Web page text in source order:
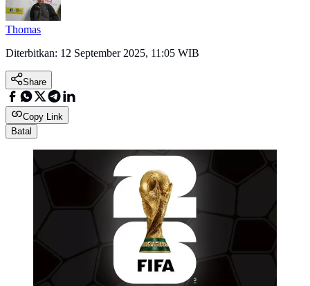
Thomas
Diterbitkan: 12 September 2025, 11:05 WIB
Share
Copy Link
Batal